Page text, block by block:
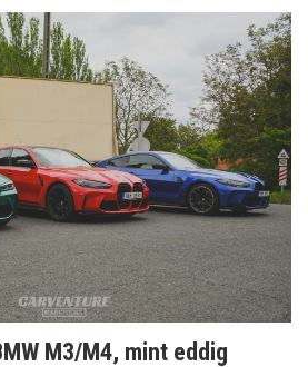
M3/M4, mint eddig